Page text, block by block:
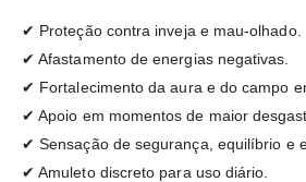
✔ Proteção contra inveja e mau-olhado.
✔ Afastamento de energias negativas.
✔ Fortalecimento da aura e do campo
✔ Apoio em momentos de maior
✔ Sensação de segurança, equilíbrio e
✔ Amuleto discreto para uso diário.